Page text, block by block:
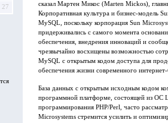
27
сказал Мартен Микос (Marten Mickos),
Корпоративная культура и бизнес-модель
MySQL, поскольку корпорация Sun
придерживались с самого момента
обеспечения, внедрения инноваций и
чрезвычайно восхищены возможностью
MySQL с открытым кодом доступа для
обеспечения жизни современного интернет-
База данных с открытым исходным кодом
программной платформе, состоящей из ОС
программирования PHP/Perl, часто
Microsystems стремится усилить и